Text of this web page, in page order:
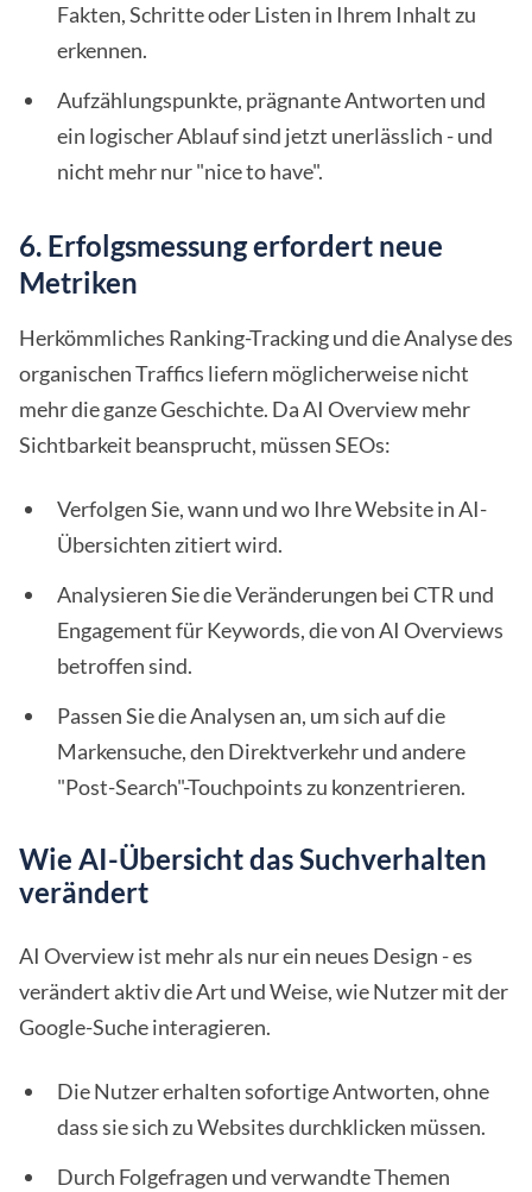
Fakten, Schritte oder Listen in Ihrem Inhalt zu
erkennen.
Aufzählungspunkte, prägnante Antworten und
ein logischer Ablauf sind jetzt unerlässlich - und
nicht mehr nur "nice to have".
6. Erfolgsmessung erfordert neue
Metriken
Herkömmliches Ranking-Tracking und die Analyse des
organischen Traffics liefern möglicherweise nicht
mehr die ganze Geschichte. Da AI Overview mehr
Sichtbarkeit beansprucht, müssen SEOs:
Verfolgen Sie, wann und wo Ihre Website in AI-
Übersichten zitiert wird.
Analysieren Sie die Veränderungen bei CTR und
Engagement für Keywords, die von AI Overviews
betroffen sind.
Passen Sie die Analysen an, um sich auf die
Markensuche, den Direktverkehr und andere
"Post-Search"-Touchpoints zu konzentrieren.
Wie AI-Übersicht das Suchverhalten
verändert
AI Overview ist mehr als nur ein neues Design - es
verändert aktiv die Art und Weise, wie Nutzer mit der
Google-Suche interagieren.
Die Nutzer erhalten sofortige Antworten, ohne
dass sie sich zu Websites durchklicken müssen.
Durch Folgefragen und verwandte Themen